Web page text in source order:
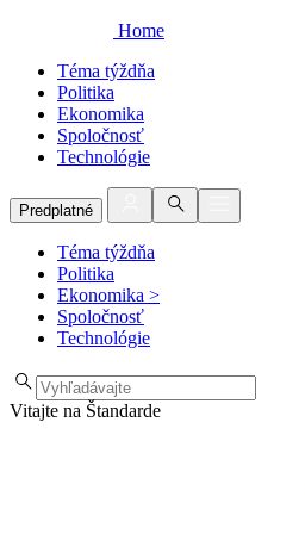
Home
Téma týždňa
Politika
Ekonomika
Spoločnosť
Technológie
Predplatné
Téma týždňa
Politika
Ekonomika >
Spoločnosť
Technológie
Vitajte na Štandarde